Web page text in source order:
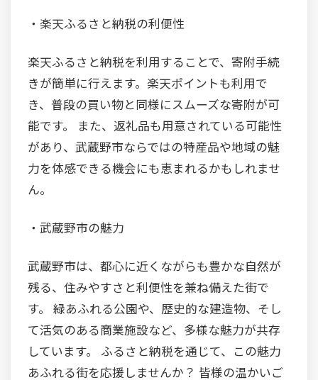
・楽天ふるさと納税の利便性
楽天ふるさと納税を利用することで、寄附手続
きが簡単に行えます。楽天ポイントも利用で
き、普段の買い物と同様にスムーズな寄附が可
能です。 また、返礼品も用意されている可能性
があり、武蔵野市ならではの特産品や地域の魅
力を体感できる機会にも恵まれるかもしれませ
ん。
・武蔵野市の魅力
武蔵野市は、都心に近くながらも豊かな自然が
残る、住みやすさと利便性を兼ね備えた街で
す。 緑あふれる公園や、歴史的な建造物、そし
て活気のある商業施設など、多様な魅力が共存
しています。 ふるさと納税を通じて、この魅力
あふれる街を応援しませんか？ 皆様の温かいご